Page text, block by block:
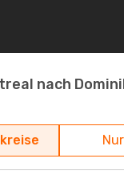
nach